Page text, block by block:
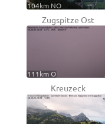
104km NO
Zugspitze Ost
111km O
Kreuzeck